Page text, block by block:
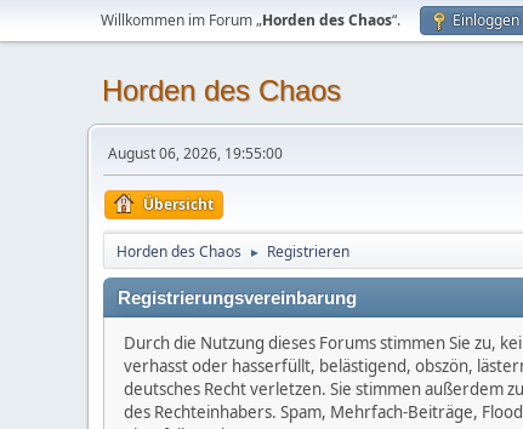
Willkommen im Forum „Horden des Chaos“. Einloggen
Horden des Chaos
August 06, 2026, 19:55:00
Übersicht
Horden des Chaos ► Registrieren
Registrierungsvereinbarung
Durch die Nutzung dieses Forums stimmen Sie zu,
verhasst oder hasserfüllt, belästigend, obszön,
deutsches Recht verletzen. Sie stimmen außerdem
des Rechteinhabers. Spam, Mehrfach-Beiträge,